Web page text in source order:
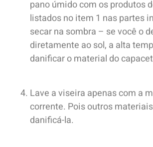
pano úmido com os produtos
listados no item 1 nas partes
secar na sombra – se você o
diretamente ao sol, a alta
danificar o material do
Lave a viseira apenas com a
corrente. Pois outros
danificá-la.